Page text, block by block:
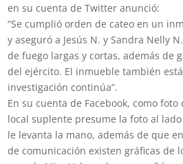
en su cuenta de Twitter anunció:
“Se cumplió orden de cateo en un
y aseguró a Jesús N. y Sandra Nelly
de fuego largas y cortas, además de
del ejército. El inmueble también
investigación continúa”.
En su cuenta de Facebook, como
local suplente presume la foto al
le levanta la mano, además de que
de comunicación existen gráficas de